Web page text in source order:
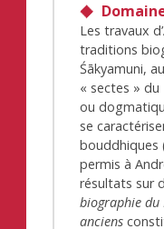
Les travaux
traditions
Śākyamuni,
« sectes » du
ou
se
bouddhiques
permis à
résultats sur
biographie du
anciens